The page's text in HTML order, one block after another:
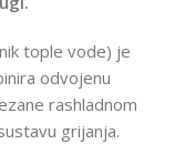
tople vode) je
odvojenu
rashladnom
grijanja.